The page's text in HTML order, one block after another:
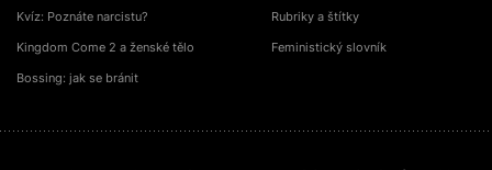
Kvíz: Poznáte narcistu?
Kingdom Come 2 a ženské tělo
Bossing: jak se bránit
Rubriky a štítky
Feministický slovník